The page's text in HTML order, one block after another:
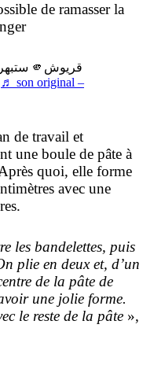
de ramasser la
♬ son original –
de travail et
une boule de pâte à
quoi, elle forme
avec une
les bandelettes, puis
plie en deux et, d’un
de la pâte de
une jolie forme.
le reste de la pâte »,